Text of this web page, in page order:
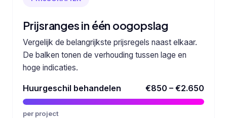
Prijsranges in één oogopslag
Vergelijk de belangrijkste prijsregels naast elkaar.
De balken tonen de verhouding tussen lage en
hoge indicaties.
Huurgeschil behandelen €850 – €2.650
per project